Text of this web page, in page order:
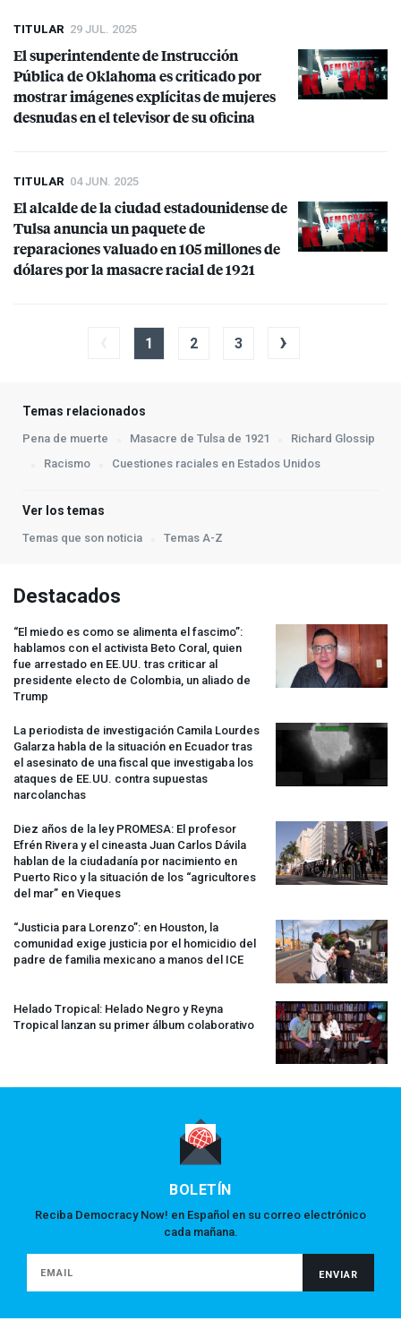
TITULAR 29 JUL. 2025
El superintendente de Instrucción
Pública de Oklahoma es criticado por
mostrar imágenes explícitas de mujeres
desnudas en el televisor de su oficina
TITULAR 04 JUN. 2025
El alcalde de la ciudad estadounidense de
Tulsa anuncia un paquete de
reparaciones valuado en 105 millones de
dólares por la masacre racial de 1921
1 2 3 ›
Temas relacionados
Pena de muerte Masacre de Tulsa de 1921
Richard Glossip
Racismo
Cuestiones raciales en Estados Unidos
Ver los temas
Temas que son noticia Temas A-Z
Destacados
“El miedo es como se alimenta el fascimo”:
hablamos con el activista Beto Coral, quien
fue arrestado en EE.UU. tras criticar al
presidente electo de Colombia, un aliado de
Trump
La periodista de investigación Camila Lourdes
Galarza habla de la situación en Ecuador tras
el asesinato de una fiscal que investigaba los
ataques de EE.UU. contra supuestas
narcolanchas
Diez años de la ley PROMESA: El profesor
Efrén Rivera y el cineasta Juan Carlos Dávila
hablan de la ciudadanía por nacimiento en
Puerto Rico y la situación de los “agricultores
del mar” en Vieques
“Justicia para Lorenzo”: en Houston, la
comunidad exige justicia por el homicidio del
padre de familia mexicano a manos del ICE
Helado Tropical: Helado Negro y Reyna
Tropical lanzan su primer álbum colaborativo
BOLETÍN
Reciba Democracy Now! en Español en su correo electrónico
cada mañana.